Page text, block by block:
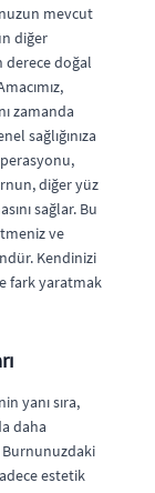
mevcut
diğer
derece doğal
zamanda
sağlığınıza
diğer yüz
sağlar. Bu
ve
Kendinizi
fark yaratmak
yanı sıra,
daha
Burnunuzdaki
estetik